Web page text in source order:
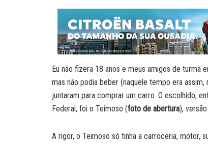
A
p
p
l
e
d
I
n
b
o
o
k
t
L
i
n
k
Eu não fizera 18 anos e meus amigos de turma
mas não podia beber (naquele tempo era
juntaram para comprar um carro. O escolhido,
Federal, foi o Teimoso (foto de abertura),
A rigor, o Teimoso só tinha a carroceria, motor,